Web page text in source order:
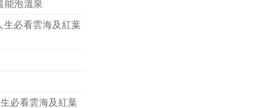
能泡溫泉
生必看雲海及紅葉
必看雲海及紅葉